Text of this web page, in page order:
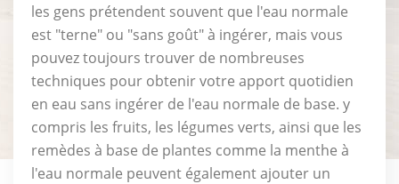
les gens prétendent souvent que l'eau normale
est "terne" ou "sans goût" à ingérer, mais vous
pouvez toujours trouver de nombreuses
techniques pour obtenir votre apport quotidien
en eau sans ingérer de l'eau normale de base. y
compris les fruits, les légumes verts, ainsi que les
remèdes à base de plantes comme la menthe à
l'eau normale peuvent également ajouter un